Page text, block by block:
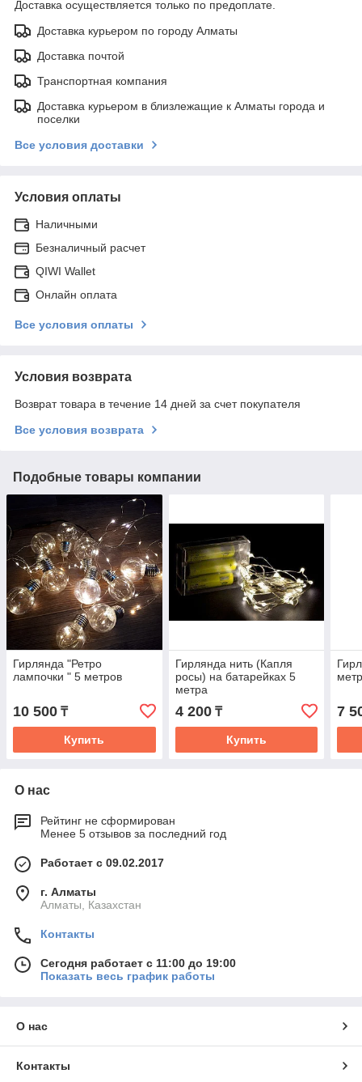
Доставка осуществляется только по предоплате.
Доставка курьером по городу Алматы
Доставка почтой
Транспортная компания
Доставка курьером в близлежащие к Алматы города и
поселки
Все условия доставки
Условия оплаты
Наличными
Безналичный расчет
QIWI Wallet
Онлайн оплата
Все условия оплаты
Условия возврата
Возврат товара в течение 14 дней за счет покупателя
Все условия возврата
Подобные товары компании
Гирлянда "Ретро
лампочки " 5 метров
10 500 ₸
Купить
Гирлянда нить (Капля
росы) на батарейках 5
метра
4 200₸
Купить
7
О нас
Рейтинг не сформирован
Менее 5 отзывов за последний год
Работает с 09.02.2017
г. Алматы
Алматы, Казахстан
Контакты
Сегодня работает с 11:00 до 19:00
Показать весь график работы
О нас
Контакты